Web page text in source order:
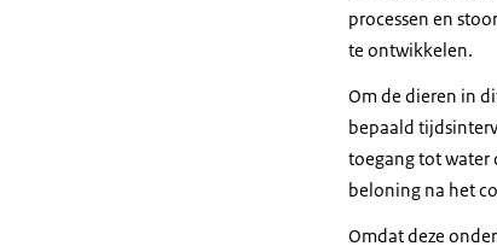
processen en
te ontwikkelen.
Om de dieren in
bepaald
toegang tot water
beloning na het
Omdat deze